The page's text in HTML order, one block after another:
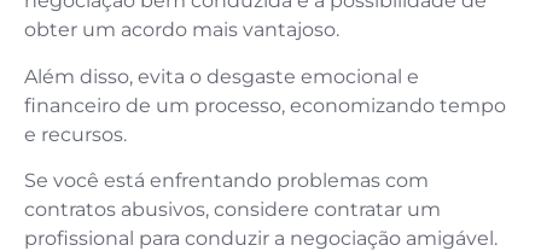
obter um acordo mais vantajoso.
Além disso, evita o desgaste emocional e
financeiro de um processo, economizando tempo
e recursos.
Se você está enfrentando problemas com
contratos abusivos, considere contratar um
profissional para conduzir a negociação amigável.